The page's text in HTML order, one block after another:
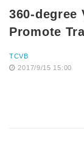
360-degree
Promote
TCVB
2017/9/15 15:00